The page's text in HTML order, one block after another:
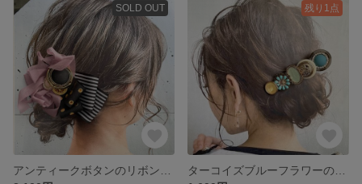
SOLD OUT 残り1点